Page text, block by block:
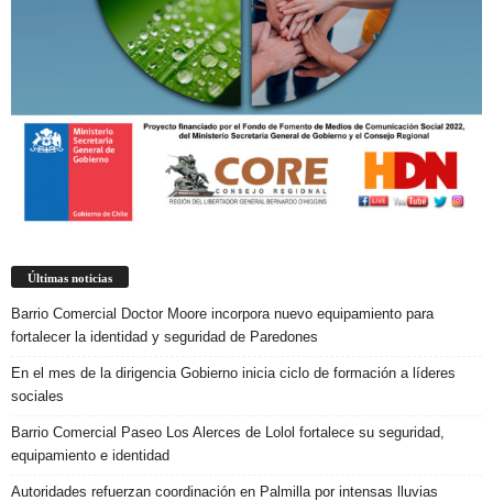
Últimas noticias
Barrio Comercial Doctor Moore incorpora nuevo equipamiento para
fortalecer la identidad y seguridad de Paredones
En el mes de la dirigencia Gobierno inicia ciclo de formación a líderes
sociales
Barrio Comercial Paseo Los Alerces de Lolol fortalece su seguridad,
equipamiento e identidad
Autoridades refuerzan coordinación en Palmilla por intensas lluvias